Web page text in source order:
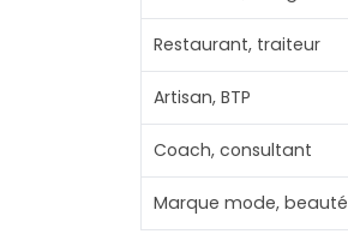
Restaurant, traiteur
Artisan, BTP
Coach, consultant
Marque mode, beauté